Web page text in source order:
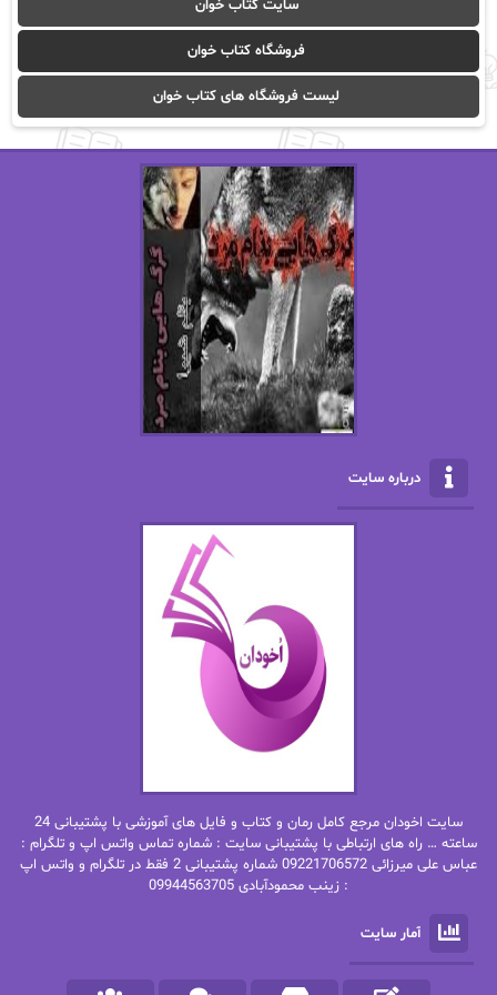
آیدا باقری آیسان صادقی
ا_اصغر زاده ا_اصغرزاده
اریک مورگنشترن از نیلوفر لاری
استل مسکم
اصغر زاده
اکرم محمدی
الف صاد
الکساندر دوما
الناز پاکپور‌
الناز محمدی
امیر فرهی
باران
بهار سلطانی
بهاره شیرازی
بهاره.م
بیتا فرخی
پاتریشیا ویلسون پرتو فرهمند
پرستو اسحقی
پرستو مهاجر
پرهام رسولی
سایت کتاب خوان
فروشگاه کتاب خوان
لیست فروشگاه های کتاب خوان
درباره سایت
سایت اخودان مرجع کامل رمان و کتاب و فایل های آموزشی با پشتیبانی 24
ساعته … راه های ارتباطی با پشتیبانی سایت : شماره تماس واتس اپ و تلگرام :
عباس علی میرزائی 09221706572 شماره پشتیبانی 2 فقط در تلگرام و واتس اپ
: زینب محمودآبادی 09944563705
آمار سایت